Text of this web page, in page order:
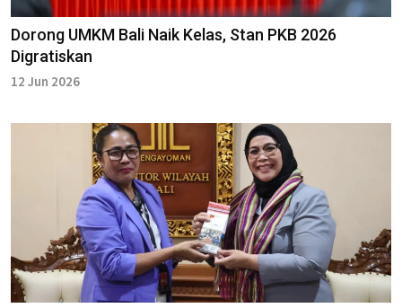
Dorong UMKM Bali Naik Kelas, Stan PKB 2026
Digratiskan
12 Jun 2026